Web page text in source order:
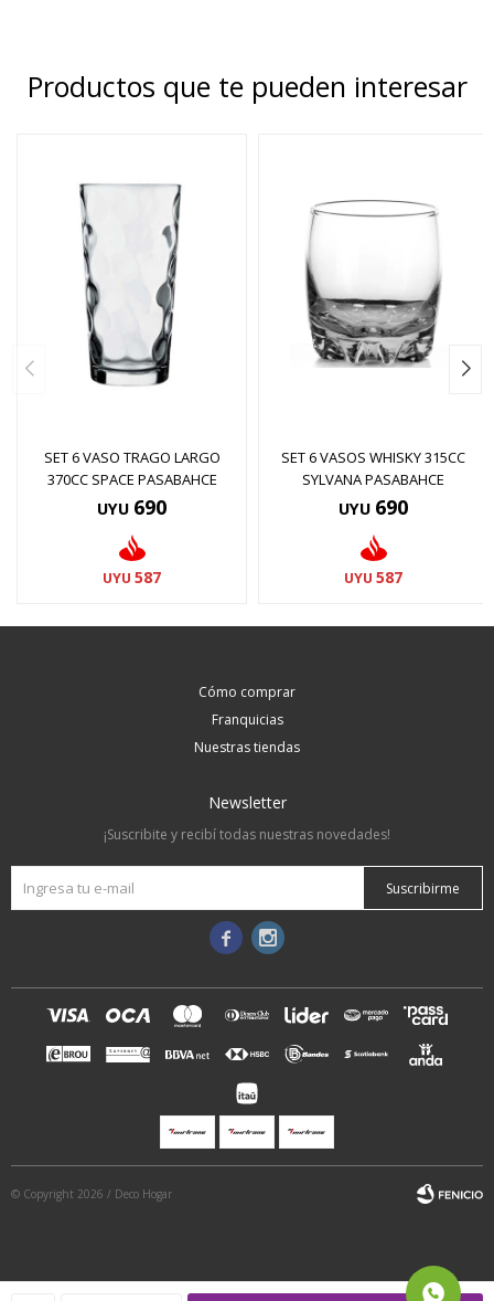
Productos que te pueden interesar
SET 6 VASO TRAGO LARGO
370CC SPACE PASABAHCE
UYU 690
UYU 587
SET 6 VASOS WHISKY 315CC
SYLVANA PASABAHCE
UYU 690
UYU 587
Cómo comprar
Franquicias
Nuestras tiendas
Newsletter
¡Suscribite y recibí todas nuestras novedades!
Suscribirme
 
© Copyright 2026 / Deco Hogar